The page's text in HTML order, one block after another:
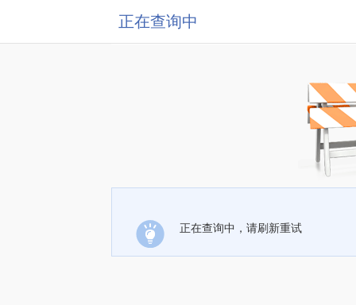
正在查询中
正在查询中，请刷新重试